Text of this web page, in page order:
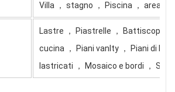
Villa ， stagno ， Piscina ， area
Lastre ， Piastrelle ， Battiscopa
cucina ， Piani vanlty ， Piani di
lastricati ， Mosaico e bordi ，